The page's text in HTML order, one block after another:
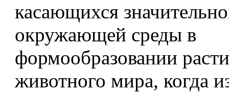
касающихся
окружающей среды в
формообразовании
животного мира, когда